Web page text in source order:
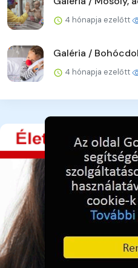
4 hónapja ezelőtt
Galéria /
4 hónapja ezelőtt